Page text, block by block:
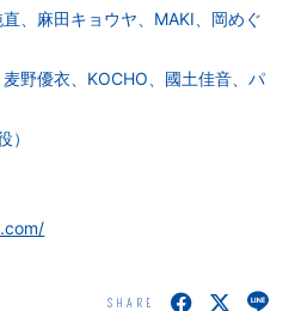
、麻田キョウヤ、MAKI、岡めぐ
野優衣、KOCHO、國土佳音、パ
）
SHARE